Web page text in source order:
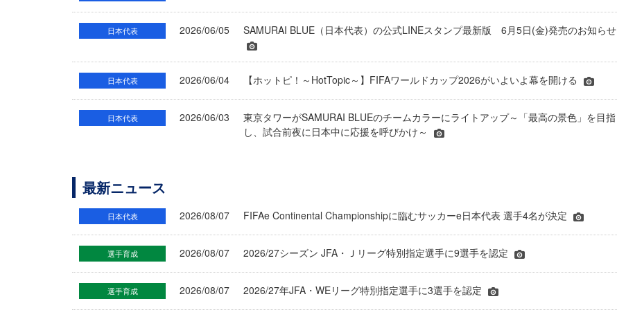
日本代表 2026/06/05 SAMURAI BLUE（日本代表）の公式LINEスタンプ最新版 6月5日(金)発売のお知らせ
日本代表 2026/06/04 【ホットピ！～HotTopic～】FIFAワールドカップ2026がいよいよ幕を開ける
日本代表 2026/06/03
東京タワーがSAMURAI BLUEのチームカラーにライトアップ～「最高の景色」を目指
し、試合前夜に日本中に応援を呼びかけ～
最新ニュース
日本代表 2026/08/07 FIFAe Continental Championshipに臨むサッカーe日本代表 選手4名が決定
選手育成 2026/08/07 2026/27シーズン JFA・Ｊリーグ特別指定選手に9選手を認定
選手育成 2026/08/07 2026/27年JFA・WEリーグ特別指定選手に3選手を認定